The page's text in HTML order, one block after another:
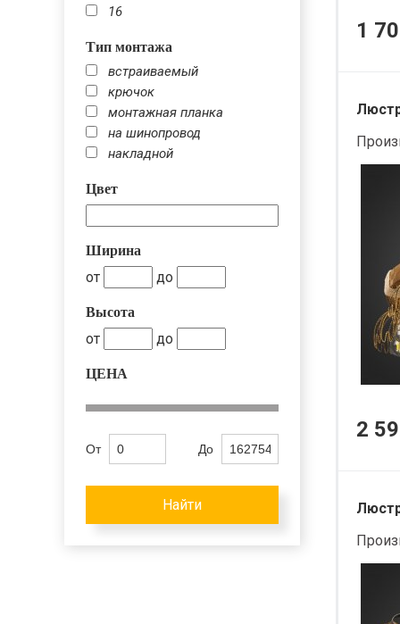
16
Тип монтажа
встраиваемый
крючок
монтажная планка
на шинопровод
накладной
Цвет
Ширина
от до
Высота
от до
ЦЕНА
От До
Найти
1
2